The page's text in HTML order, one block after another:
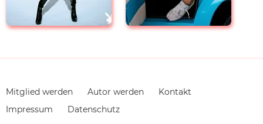
Navigation
überspringen
Mitglied werden Autor werden
Kontakt
Impressum
Datenschutz